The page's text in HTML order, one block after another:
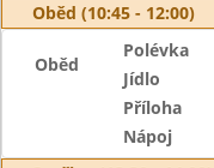
Oběd (10:45 - 12:00)
Oběd
Polévka
Jídlo
Příloha
Nápoj